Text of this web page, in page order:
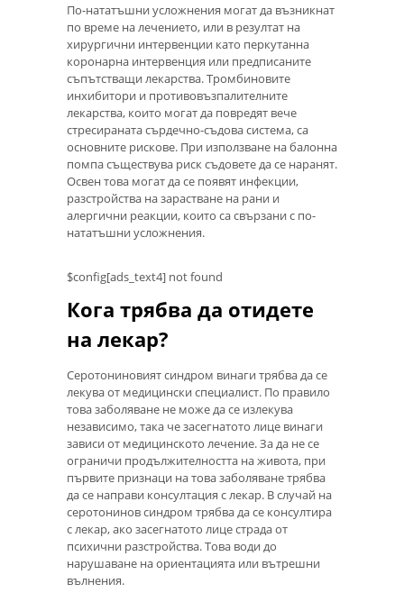
По-нататъшни усложнения могат да възникнат
по време на лечението, или в резултат на
хирургични интервенции като перкутанна
коронарна интервенция или предписаните
съпътстващи лекарства. Тромбиновите
инхибитори и противовъзпалителните
лекарства, които могат да повредят вече
стресираната сърдечно-съдова система, са
основните рискове. При използване на балонна
помпа съществува риск съдовете да се наранят.
Освен това могат да се появят инфекции,
разстройства на зарастване на рани и
алергични реакции, които са свързани с по-
нататъшни усложнения.
$config[ads_text4] not found
Кога трябва да отидете
на лекар?
Серотониновият синдром винаги трябва да се
лекува от медицински специалист. По правило
това заболяване не може да се излекува
независимо, така че засегнатото лице винаги
зависи от медицинското лечение. За да не се
ограничи продължителността на живота, при
първите признаци на това заболяване трябва
да се направи консултация с лекар. В случай на
серотонинов синдром трябва да се консултира
с лекар, ако засегнатото лице страда от
психични разстройства. Това води до
нарушаване на ориентацията или вътрешни
вълнения.